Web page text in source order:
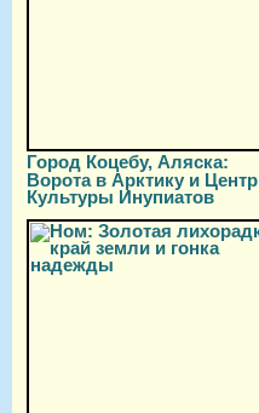
Город Коцебу, Аляска:
Ворота в Арктику и Центр
Культуры Инупиатов